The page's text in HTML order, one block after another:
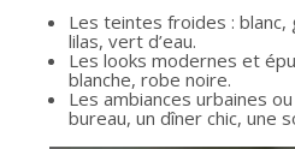
Les teintes froides : blanc,
lilas, vert d’eau.
Les looks modernes et
blanche, robe noire.
Les ambiances urbaines
bureau, un dîner chic, une